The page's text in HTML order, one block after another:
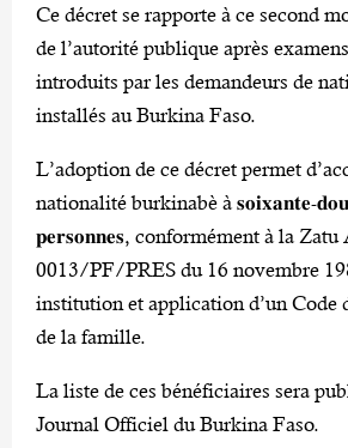
Ce décret se rapporte à ce second
de l’autorité publique après
introduits par les demandeurs de
installés au Burkina Faso.
L’adoption de ce décret permet
nationalité burkinabè à 𝐬𝐨𝐢𝐱𝐚𝐧𝐭𝐞-
𝐩𝐞𝐫𝐬𝐨𝐧𝐧𝐞𝐬, conformément à la
0013/PF/PRES du 16 novembre
institution et application d’un Code
de la famille.
La liste de ces bénéficiaires sera
Journal Officiel du Burkina Faso.